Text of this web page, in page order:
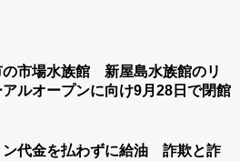
の市場水族館 新屋島水族館のリ
アルオープンに向け9月28日で閉館
ン代金を払わずに給油 詐欺と詐